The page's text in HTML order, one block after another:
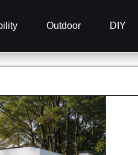
Outdoor DIY